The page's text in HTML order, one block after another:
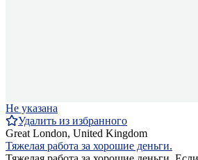
Не указана
Удалить из избранного
Great London, United Kingdom
Тяжелая работа за хорошие деньги.